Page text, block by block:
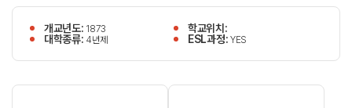
개교년도: 1873
학교위치:
대학종류: 4년제 ESL과정:YES